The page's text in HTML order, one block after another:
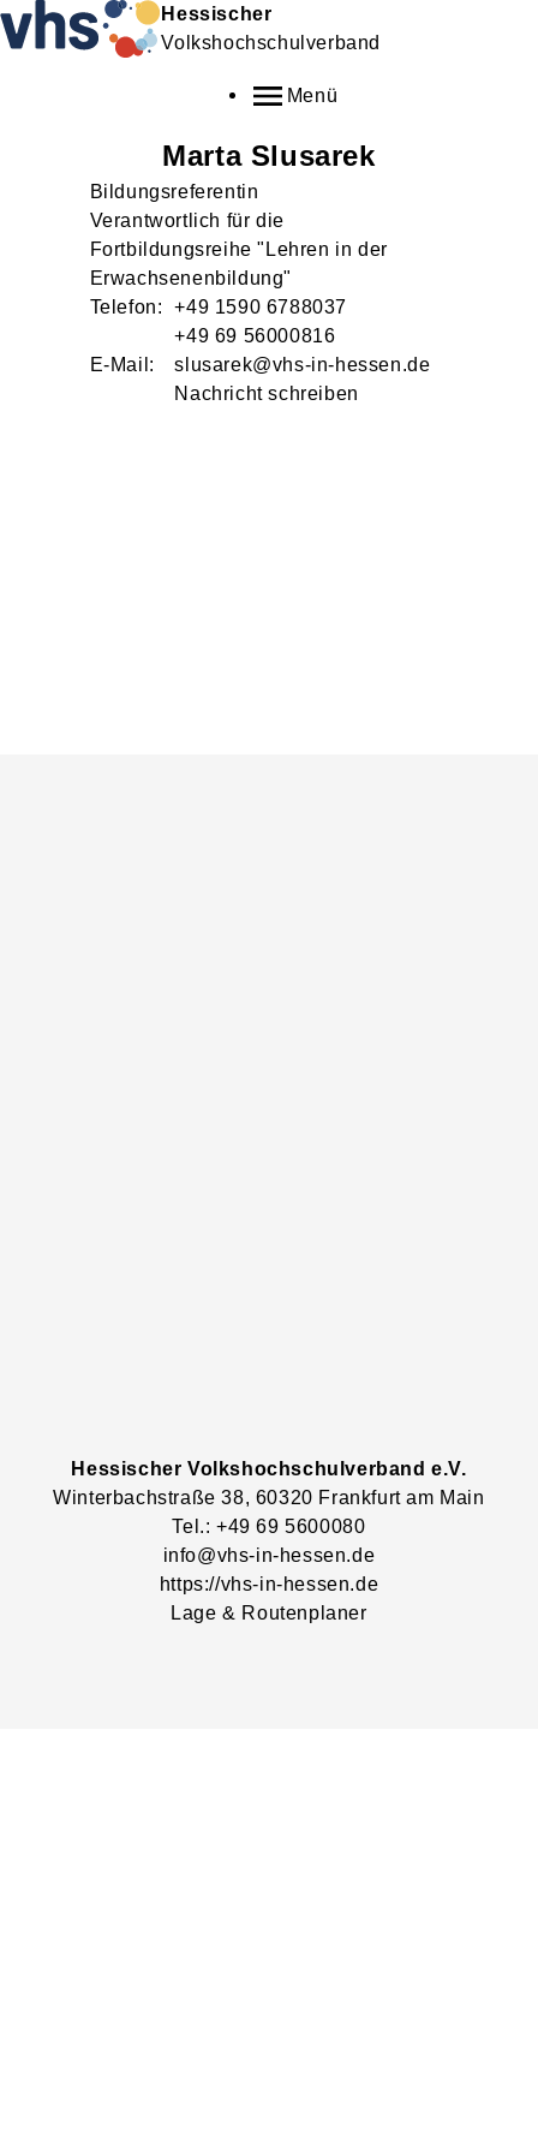
Hessischer
Volkshochschulverband
Menü
Marta Slusarek
Bildungsreferentin
Verantwortlich für die
Fortbildungsreihe "Lehren in der
Erwachsenenbildung"
Telefon:
+49 1590 6788037
+49 69 56000816
E-Mail:
slusarek@vhs-in-hessen.de
Nachricht schreiben
Hessischer Volkshochschulverband e.V.
Winterbachstraße 38, 60320 Frankfurt am Main
Tel.: +49 69 5600080
info@vhs-in-hessen.de
https://vhs-in-hessen.de
Lage & Routenplaner